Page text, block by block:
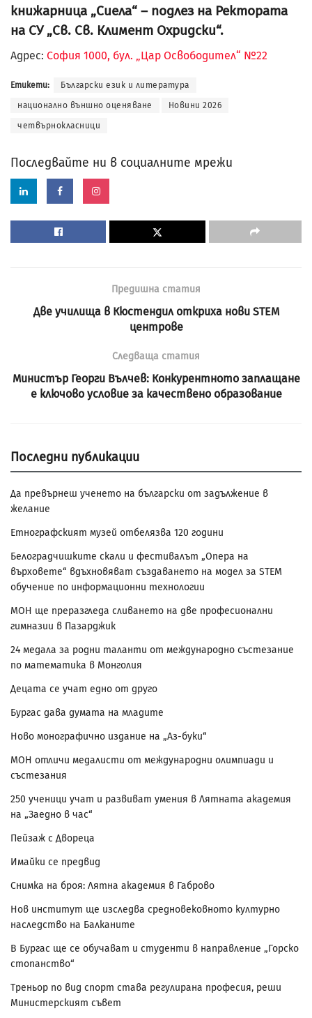
книжарница „Сиела“ – подлез на Ректората
на СУ „Св. Св. Климент Охридски“.
Адрес: София 1000, бул. „Цар Освободител“ №22
Етикети: Български език и литература
национално външно оценяване Новини 2026
четвърнокласници
Последвайте ни в социалните мрежи
Предишна статия
Две училища в Кюстендил откриха нови STEM
центрове
Следваща статия
Министър Георги Вълчев: Конкурентното заплащане
е ключово условие за качествено образование
Последни публикации
Да превърнеш ученето на български от задължение в
желание
Етнографският музей отбелязва 120 години
Белоградчишките скали и фестивалът „Опера на
върховете“ вдъхновяват създаването на модел за STEM
обучение по информационни технологии
МОН ще преразгледа сливането на две професионални
гимназии в Пазарджик
24 медала за родни таланти от международно състезание
по математика в Монголия
Децата се учат едно от друго
Бургас дава думата на младите
Ново монографично издание на „Аз-буки“
МОН отличи медалисти от международни олимпиади и
състезания
250 ученици учат и развиват умения в Лятната академия
на „Заедно в час“
Пейзаж с Двореца
Имайки се предвид
Снимка на броя: Лятна академия в Габрово
Нов институт ще изследва средновековното културно
наследство на Балканите
В Бургас ще се обучават и студенти в направление „Горско
стопанство“
Треньор по вид спорт става регулирана професия, реши
Министерският съвет